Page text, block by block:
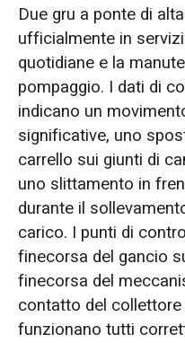
Due gru a ponte di
ufficialmente in
quotidiane e la
pompaggio. I dati di
indicano un
significative, uno
carrello sui giunti di
uno slittamento in
durante il
carico. I punti di
finecorsa del gancio
finecorsa del
contatto del
funzionano tutti